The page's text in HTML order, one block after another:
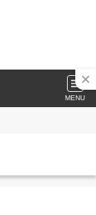
MENU